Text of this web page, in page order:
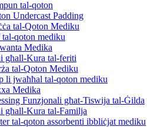
tal-qoton
Undercast Padding
tal-Qoton Mediku
tal-qoton mediku
Medika
għall-Kura tal-feriti
tal-Qoton Mediku
li jwaħħal tal-qoton mediku
Medika
Funzjonali għat-Tiswija tal-Ġilda
għall-Kura tal-Familja
tal-qoton assorbenti ibbliċjat mediku